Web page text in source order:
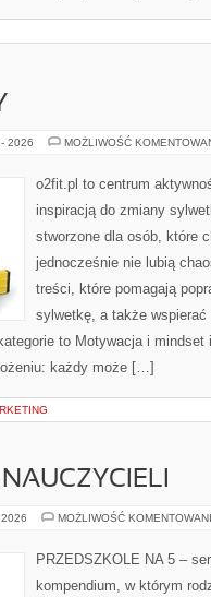
2026 MOŻLIWOŚĆ
o2fit.pl to centrum
inspiracją do zmiany
stworzone dla osób, które
jednocześnie nie lubią
treści, które pomagają
sylwetkę, a także
to Motywacja i mindset
każdy może […]
MOŻLIWOŚĆ
PRZEDSZKOLE NA 5 –
kompendium, w którym